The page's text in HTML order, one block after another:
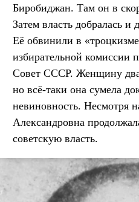
Биробиджан. Там он в
Затем власть добралась
Её обвинили в
избирательной комиссии
Совет СССР. Женщину
но всё-таки она сумела
невиновность. Несмотря
Александровна
советскую власть.